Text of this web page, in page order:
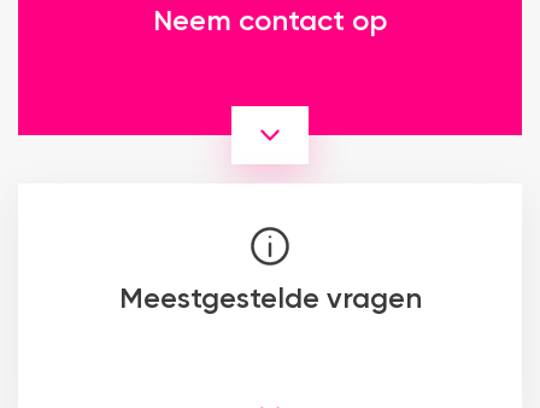
Neem contact op
Meestgestelde vragen